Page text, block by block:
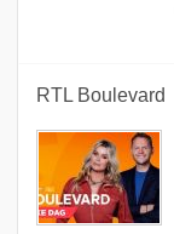
RTL Boulevard